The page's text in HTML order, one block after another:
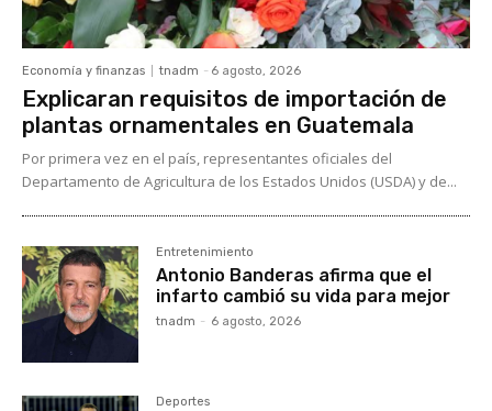
Economía y finanzas tnadm - 6 agosto, 2026
Explicaran requisitos de importación de
plantas ornamentales en Guatemala
Por primera vez en el país, representantes oficiales del
Departamento de Agricultura de los Estados Unidos (USDA) y de...
Entretenimiento
Antonio Banderas afirma que el
infarto cambió su vida para mejor
tnadm - 6 agosto, 2026
Deportes